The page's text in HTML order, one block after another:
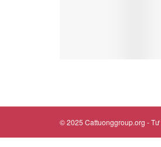
© 2025 Cattuonggroup.org -